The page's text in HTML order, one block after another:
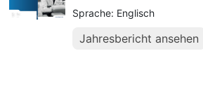
Sprache: Englisch
Jahresbericht ansehen